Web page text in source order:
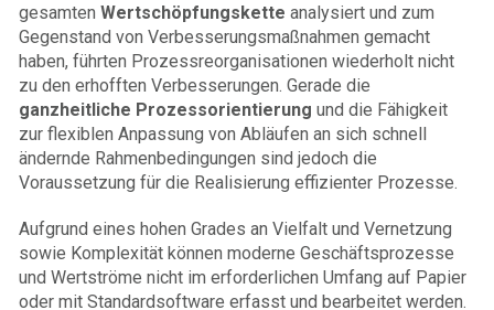
gesamten Wertschöpfungskette analysiert und zum
Gegenstand von Verbesserungsmaßnahmen gemacht
haben, führten Prozessreorganisationen wiederholt nicht
zu den erhofften Verbesserungen. Gerade die
ganzheitliche Prozessorientierung und die Fähigkeit
zur flexiblen Anpassung von Abläufen an sich schnell
ändernde Rahmenbedingungen sind jedoch die
Voraussetzung für die Realisierung effizienter Prozesse.
Aufgrund eines hohen Grades an Vielfalt und Vernetzung
sowie Komplexität können moderne Geschäftsprozesse
und Wertströme nicht im erforderlichen Umfang auf Papier
oder mit Standardsoftware erfasst und bearbeitet werden.